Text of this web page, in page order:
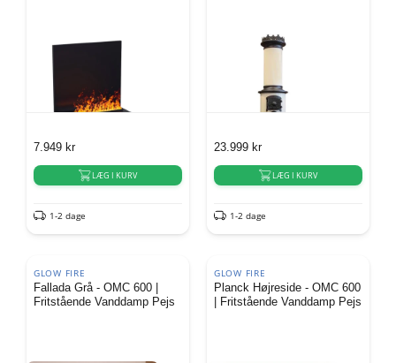
7.949 kr
LÆG I KURV
1-2 dage
23.999 kr
LÆG I KURV
1-2 dage
GLOW FIRE
Fallada Grå - OMC 600 |
Fritstående Vanddamp Pejs
GLOW FIRE
Planck Højreside - OMC 600
| Fritstående Vanddamp Pejs